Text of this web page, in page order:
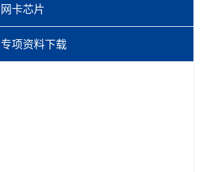
网卡芯片
专项资料下载